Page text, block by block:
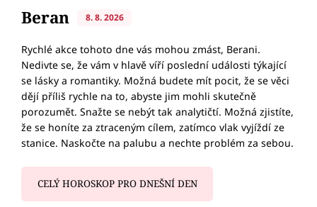
Beran 8. 8. 2026
Rychlé akce tohoto dne vás mohou zmást, Berani.
Nedivte se, že vám v hlavě víří poslední události týkající
se lásky a romantiky. Možná budete mít pocit, že se věci
dějí příliš rychle na to, abyste jim mohli skutečně
porozumět. Snažte se nebýt tak analytičtí. Možná zjistíte,
že se honíte za ztraceným cílem, zatímco vlak vyjíždí ze
stanice. Naskočte na palubu a nechte problém za sebou.
CELÝ HOROSKOP PRO DNEŠNÍ DEN